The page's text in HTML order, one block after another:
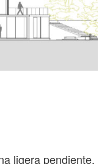
ligera pendiente.